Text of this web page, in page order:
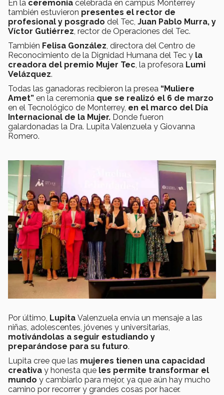
En la ceremonia celebrada en campus Monterrey
también estuvieron presentes el rector de
profesional y posgrado del Tec, Juan Pablo Murra, y
Víctor Gutiérrez, rector de Operaciones del Tec.
También Felisa González, directora del Centro de
Reconocimiento de la Dignidad Humana del Tec y la
creadora del premio Mujer Tec, la profesora Lumi
Velázquez.
Todas las ganadoras recibieron la presea “Muliere
Amet” en la ceremonia que se realizó el 6 de marzo
en el Tecnológico de Monterrey, en el marco del Día
Internacional de la Mujer. Donde fueron
galardonadas la Dra. Lupita Valenzuela y Giovanna
Romero.
Por último, Lupita Valenzuela envía un mensaje a las
niñas, adolescentes, jóvenes y universitarias,
motivándolas a seguir estudiando y
preparándose para su futuro.
Lupita cree que las mujeres tienen una capacidad
creativa y honesta que les permite transformar el
mundo y cambiarlo para mejor, ya que aún hay mucho
camino por recorrer y grandes cosas por hacer.